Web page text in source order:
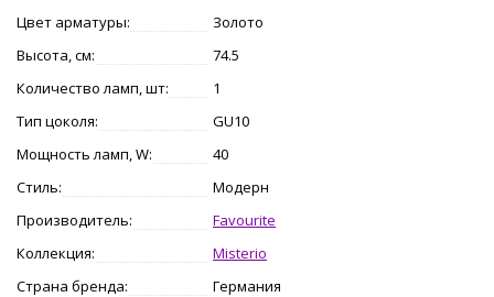
Цвет арматуры:
Золото
Высота, см:
74.5
Количество ламп, шт:
1
Тип цоколя:
GU10
Мощность ламп, W:
40
Стиль:
Модерн
Производитель:
Favourite
Коллекция:
Misterio
Страна бренда:
Германия